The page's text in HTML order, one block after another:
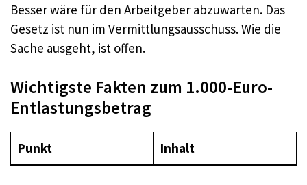
Besser wäre für den Arbeitgeber abzuwarten. Das
Gesetz ist nun im Vermittlungsausschuss. Wie die
Sache ausgeht, ist offen.
Wichtigste Fakten zum 1.000-Euro-
Entlastungsbetrag
Punkt Inhalt